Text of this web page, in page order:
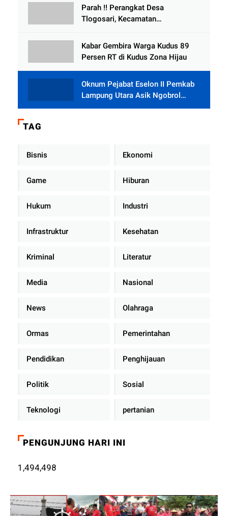
Parah !! Perangkat Desa
Tlogosari, Kecamatan
Rumah dari BAZNAS
Kabar Gembira Warga Kudus 89
Persen RT di Kudus Zona Hijau
Oknum Pejabat Eselon II Pemkab
Lampung Utara Asik Ngobrol
Dengan Teman Kencan Wanitanya
TAG
Bisnis Ekonomi
Game Hiburan
Hukum Industri
Infrastruktur Kesehatan
Kriminal Literatur
Media Nasional
News Olahraga
Ormas Pemerintahan
Pendidikan Penghijauan
Politik Sosial
Teknologi pertanian
PENGUNJUNG HARI INI
1,494,498